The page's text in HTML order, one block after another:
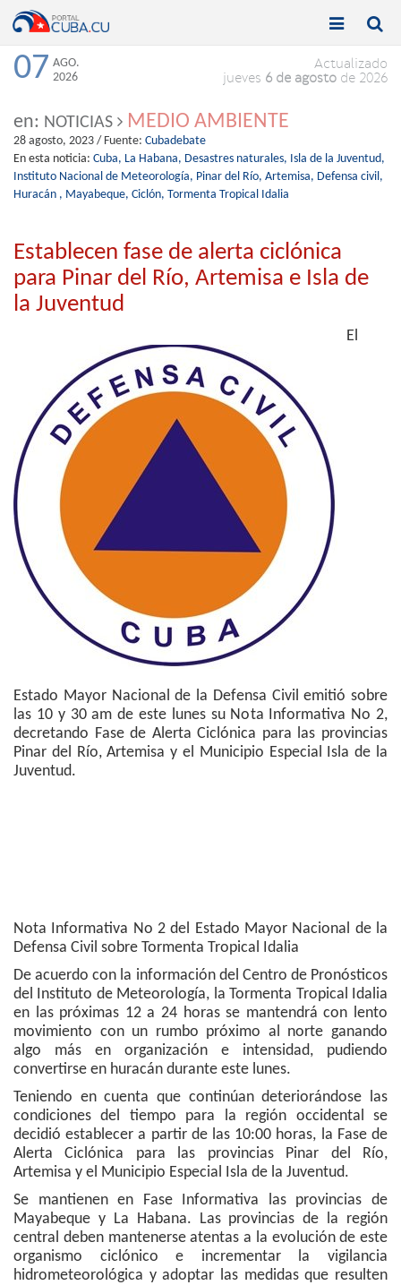
Toggle

Toggle

07 AGO.
2026
Actualizado
jueves 6 de agosto de 2026
en: NOTICIAS MEDIO AMBIENTE
28 agosto, 2023 / Fuente: Cubadebate
En esta noticia: Cuba, La Habana, Desastres naturales, Isla de la Juventud,
Instituto Nacional de Meteorología, Pinar del Río, Artemisa, Defensa civil,
Huracán , Mayabeque, Ciclón, Tormenta Tropical Idalia
Establecen fase de alerta ciclónica
para Pinar del Río, Artemisa e Isla de
la Juventud
El
Estado Mayor Nacional de la Defensa Civil emitió sobre
las 10 y 30 am de este lunes su Nota Informativa No 2,
decretando Fase de Alerta Ciclónica para las provincias
Pinar del Río, Artemisa y el Municipio Especial Isla de la
Juventud.
Nota Informativa No 2 del Estado Mayor Nacional de la
Defensa Civil sobre Tormenta Tropical Idalia
De acuerdo con la información del Centro de Pronósticos
del Instituto de Meteorología, la Tormenta Tropical Idalia
en las próximas 12 a 24 horas se mantendrá con lento
movimiento con un rumbo próximo al norte ganando
algo más en organización e intensidad, pudiendo
convertirse en huracán durante este lunes.
Teniendo en cuenta que continúan deteriorándose las
condiciones del tiempo para la región occidental se
decidió establecer a partir de las 10:00 horas, la Fase de
Alerta Ciclónica para las provincias Pinar del Río,
Artemisa y el Municipio Especial Isla de la Juventud.
Se mantienen en Fase Informativa las provincias de
Mayabeque y La Habana. Las provincias de la región
central deben mantenerse atentas a la evolución de este
organismo ciclónico e incrementar la vigilancia
hidrometeorológica y adoptar las medidas que resulten